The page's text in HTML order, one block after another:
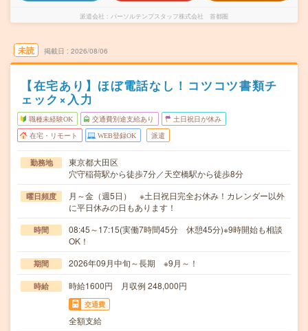
派遣会社 パーソルテンプスタッフ株式会社 首都圏
未読 掲載日 2026/08/06
【在宅あり】ほぼ電話なし！コツコツ書類チ
ェック×入力
職種未経験OK 交通費別途支給あり 土日祝日が休み
在宅・リモート WEB登録OK 派遣
勤務地
東京都大田区
穴守稲荷駅から徒歩7分／天空橋駅から徒歩8分
曜日頻度
月～金（週5日） ※土日祝日完全お休み！カレンダー以外
に平日休みの日もあります！
時間
08:45～17:15(実働7時間45分 休憩45分)※9時開始も相談
OK！
期間 2026年09月中旬～長期 ※9月～！
時給 時給1600円 月収例 248,000円
交通費
全額支給